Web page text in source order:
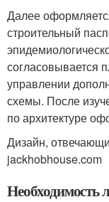
Далее
строительный
согласовывается
управлении
схемы. После
по архитектуре
Дизайн,
jackhobhouse.com
Необходимость